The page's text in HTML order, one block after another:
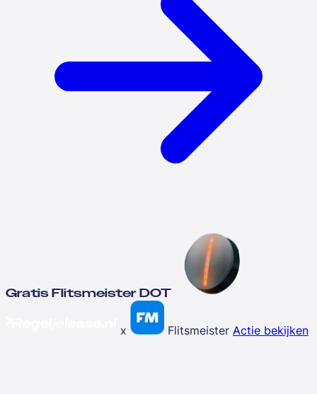
Gratis Flitsmeister DOT
x Flitsmeister Actie bekijken